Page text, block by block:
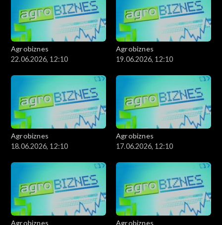
Agrobiznes
22.06.2026, 12:10
Agrobiznes
19.06.2026, 12:10
Agrobiznes
18.06.2026, 12:10
Agrobiznes
17.06.2026, 12:10
Agrobiznes Agrobiznes